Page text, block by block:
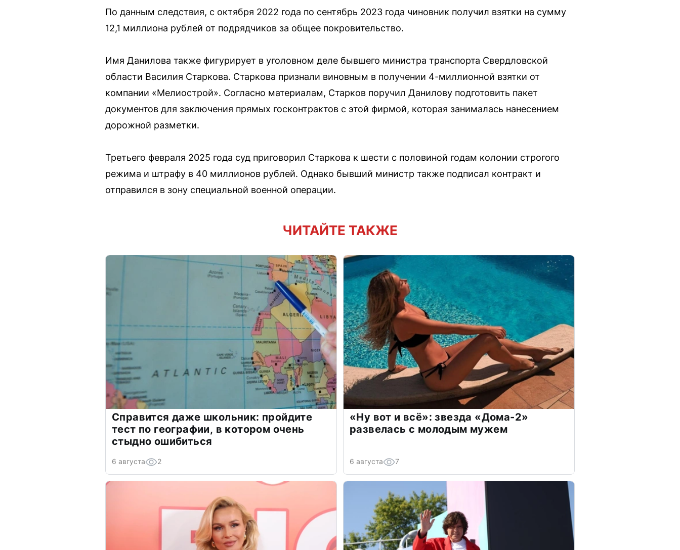
По данным следствия, с октября 2022 года по сентябрь 2023 года чиновник получил взятки на сумму
12,1 миллиона рублей от подрядчиков за общее покровительство.
Имя Данилова также фигурирует в уголовном деле бывшего министра транспорта Свердловской
области Василия Старкова. Старкова признали виновным в получении 4-миллионной взятки от
компании «Мелиострой». Согласно материалам, Старков поручил Данилову подготовить пакет
документов для заключения прямых госконтрактов с этой фирмой, которая занималась нанесением
дорожной разметки.
Третьего февраля 2025 года суд приговорил Старкова к шести с половиной годам колонии строгого
режима и штрафу в 40 миллионов рублей. Однако бывший министр также подписал контракт и
отправился в зону специальной военной операции.
ЧИТАЙТЕ ТАКЖЕ
Справится даже школьник: пройдите
тест по географии, в котором очень
стыдно ошибиться
6 августа 2
«Ну вот и всё»: звезда «Дома-2»
развелась с молодым мужем
6 августа 7